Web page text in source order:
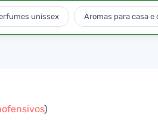
unissex Aromas para casa e
)